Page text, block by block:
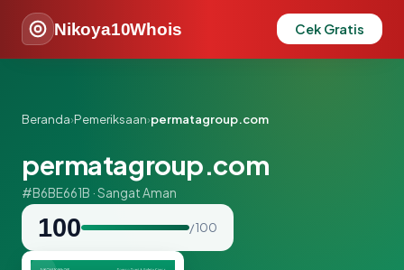
Nikoya10Whois Cek Gratis
Beranda›Pemeriksaan›permatagroup.com
permatagroup.com
#B6BE661B · Sangat Aman
100 / 100